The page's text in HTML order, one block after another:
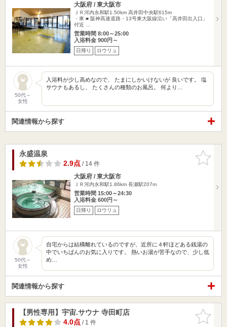
大阪府 / 東大阪市
ＪＲ河内永和駅1.50km 高井田中央駅615m
・車 ■ 阪神高速道路・13号東大阪線沿い「高井田出入口」
付近 …
営業時間 8:00～25:00
入浴料金 900円～
日帰り ロウリュ
50代～
女性
入浴料が少し高めなので、 たまにしかいけないが 良いです。 塩
サウナもあるし、 たくさんの種類のお風呂。 何より…
関連情報から探す
お気に入
りに追加
永盛温泉
2.9点/ 14 件
大阪府 / 東大阪市
ＪＲ河内永和駅1.86km 長瀬駅207m
営業時間 15:00～24:30
入浴料金 600円～
日帰り ロウリュ
50代～
女性
自宅からは結構離れているのですが、近所に４軒ほどある銭湯の
中でいちばんのお気に入りです。 熱いお湯が苦手なので、少し低
め…
関連情報から探す
お気に入
りに追加
【男性専用】宇宙.サウナ 寺田町店
4.0点/ 1 件